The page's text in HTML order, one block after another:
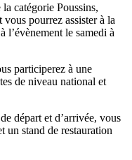
catégorie Poussins,
vous pourrez assister à la
l’évènement le samedi à
participerez à une
de niveau national et
départ et d’arrivée, vous
un stand de restauration